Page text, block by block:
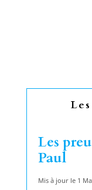
Les
Paul
Mis à jour le 1